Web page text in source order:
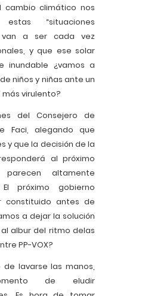
cambio climático nos
“situaciones
van a ser cada vez
y que ese solar
inundable ¿vamos a
niños y niñas ante un
más virulento?
del Consejero de
Faci, alegando que
y que la decisión de la
al próximo
altamente
El próximo gobierno
constituido antes de
a dejar la solución
albur del ritmo delas
PP-VOX?
lavarse las manos,
de eludir